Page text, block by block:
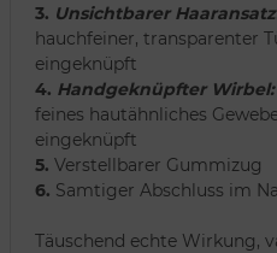
3. Unsichtbarer
hauchfeiner, transparenter
eingeknüpft
4. Handgeknüpfter Wirbel:
feines hautähnliches
eingeknüpft
5. Verstellbarer Gummizug
6. Samtiger Abschluss im
Täuschend echte Wirkung,